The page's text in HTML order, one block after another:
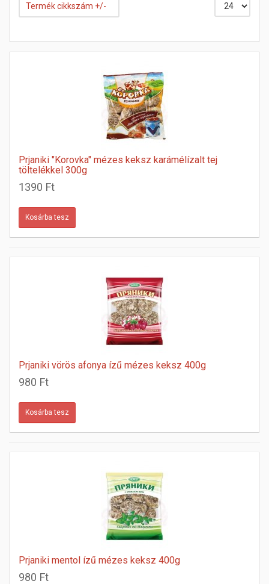
Termék cikkszám +/-
Prjaniki "Korovka" mézes keksz karámélízalt tej
töltelékkel 300g
1390 Ft
Prjaniki vörös afonya ízű mézes keksz 400g
980 Ft
Prjaniki mentol ízű mézes keksz 400g
980 Ft